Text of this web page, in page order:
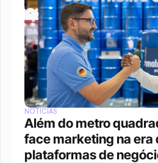
NOTÍCIAS
Além do metro
face marketing na era
plataformas de